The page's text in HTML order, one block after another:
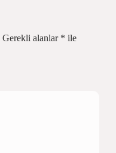
Gerekli alanlar * ile